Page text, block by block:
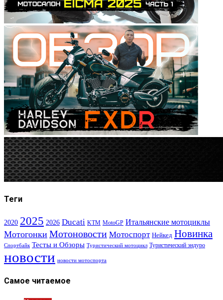
Теги
2020 2025 2026 Ducati KTM MotoGP Итальянские мотоциклы
Мотогонки Мотоновости Мотоспорт Нейкед Новинка
Спортбайк Тесты и Обзоры Туристический мотоцикл Туристический эндуро
новости новости мотоспорта
Самое читаемое